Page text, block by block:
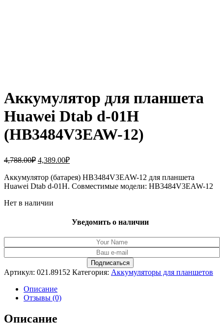
Аккумулятор для планшета
Huawei Dtab d-01H
(HB3484V3EAW-12)
4,788.00₽ Первоначальная
составляла
4,788.00₽.
4,389.00₽Текущая
4,389.00₽.
Аккумулятор (батарея) HB3484V3EAW-12 для планшета
Huawei Dtab d-01H. Совместимые модели: HB3484V3EAW-12
Нет в наличии
Уведомить о наличии
Артикул: 021.89152 Категория: Аккумуляторы для планшетов
Описание
Отзывы (0)
Описание